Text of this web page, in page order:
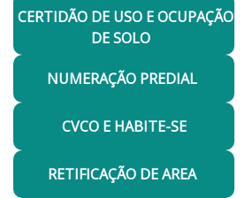
CERTIDÃO DE USO E OCUPAÇÃO
DE SOLO
NUMERAÇÃO PREDIAL
CVCO E HABITE-SE
RETIFICAÇÃO DE AREA